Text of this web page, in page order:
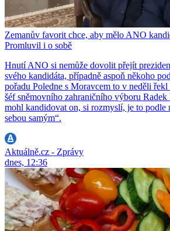
Zemanův favorit chce, aby mělo ANO
Promluvil i o sobě
Hnutí ANO si nemůže dovolit přejít
svého kandidáta, případně aspoň někoho
pořadu Poledne s Moravcem to v neděli řekl
šéf sněmovního zahraničního výboru
mohl kandidovat on, si rozmyslí, je to podle
sebou samým“.
Aktuálně.cz - Zprávy
dnes, 12:36